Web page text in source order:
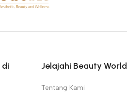
di
Jelajahi Beauty World
Tentang Kami